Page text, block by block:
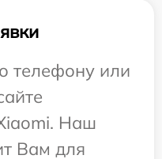
телефону или
Наш
Вам для